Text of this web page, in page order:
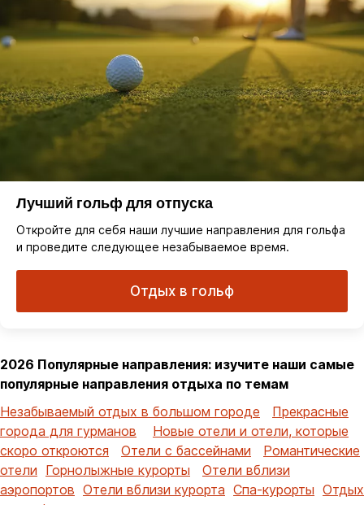
Лучший гольф для отпуска
Откройте для себя наши лучшие направления для гольфа
и проведите следующее незабываемое время.
Отдых в гольф
2026 Популярные направления: изучите наши самые
популярные направления отдыха по темам
Незабываемый отдых в большом городе
Прекрасные
города для гурманов
Новые отели и отели, которые
скоро откроются
Отели с бассейнами
Романтические
отели Горнолыжные курорты
Отели вблизи
аэропортов Отели вблизи курорта Спа-курорты Отдых